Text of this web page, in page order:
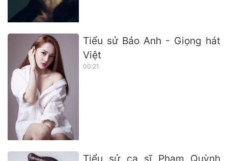
Tiểu sử Bảo Anh - Giọng hát
Việt
00:21